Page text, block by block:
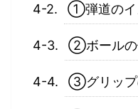
①弾道のイ
②ボールの
③グリップ